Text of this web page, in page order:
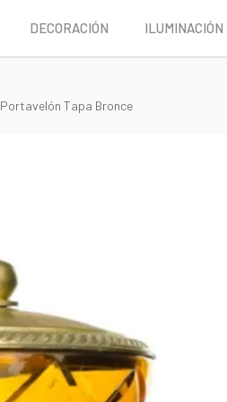
DECORACIÓN ILUMINACIÓN
Portavelón Tapa Bronce